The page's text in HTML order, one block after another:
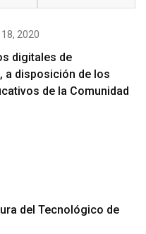
2020
digitales de
a disposición de los
de la Comunidad
del Tecnológico de